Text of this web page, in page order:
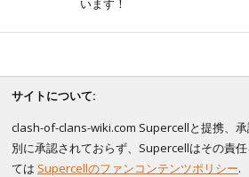
サイトについて:
clash-of-clans-wiki.com Supercellと提携、
別に承認されておらず、Supercellはその責
ては Supercellのファンコンテンツポリシー.